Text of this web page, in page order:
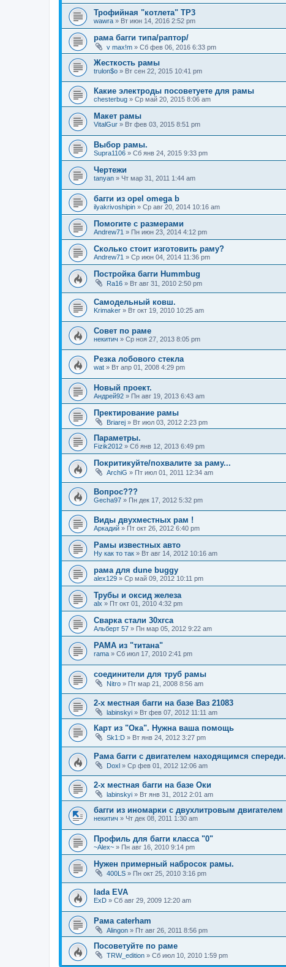
Трофийная "котлета" ТР3
wawra » Вт июн 14, 2016 2:52 pm
рама багги типа/раптор/
v max!m » Сб фев 06, 2016 6:33 pm
Жесткость рамы
trulon$o » Вт сен 22, 2015 10:41 pm
Какие электроды посоветуете для рамы
chesterbug » Ср май 20, 2015 8:06 am
Макет рамы
VitalGur » Вт фев 03, 2015 8:51 pm
Выбор рамы.
Supra1106 » Сб янв 24, 2015 9:33 pm
Чертежи
tanyan » Чт мар 31, 2011 1:44 am
багги из opel omega b
ilyakrivoshipin » Ср авг 20, 2014 10:16 am
Помогите с размерами
Andrew71 » Пн июн 23, 2014 4:12 pm
Сколько стоит изготовить раму?
Andrew71 » Ср июн 04, 2014 11:36 pm
Постройка багги Hummbug
Ra16 » Вт авг 31, 2010 2:50 pm
Самодельный ковш.
Krimaker » Вт окт 19, 2010 10:25 am
Совет по раме
некитич » Ср ноя 27, 2013 8:05 pm
Резка лобового стекла
wat » Вт апр 01, 2008 4:29 pm
Новый проект.
Андрей92 » Пн авг 19, 2013 6:43 am
Пректирование рамы
Briarej » Вт июл 03, 2012 2:23 pm
Параметры.
Fizik2012 » Сб янв 12, 2013 6:49 pm
Покритикуйте/похвалите за раму...
ArchiG » Пт июл 01, 2011 12:34 am
Вопрос???
Gecha97 » Пн дек 17, 2012 5:32 pm
Виды двухместных рам !
Аркадий » Пт окт 26, 2012 6:40 pm
Рамы известных авто
Ну как то так » Вт авг 14, 2012 10:16 am
рама для dune buggy
alex129 » Ср май 09, 2012 10:11 pm
Трубы и оксид железа
alx » Пт окт 01, 2010 4:32 pm
Сварка стали 30хгса
Альберт 57 » Пн мар 05, 2012 9:22 am
РАМА из "титана"
rama » Сб июл 17, 2010 2:41 pm
соединители для труб рамы
Nitro » Пт мар 21, 2008 8:56 am
2-х местная багги на базе Ваз 21083
labinskyi » Вт фев 07, 2012 11:11 am
Карт из "Ока". Нужна ваша помощь
Sk1:D » Вт янв 24, 2012 3:27 pm
Рама багги с двигателем находящимся спереди.
Doxl » Ср фев 01, 2012 12:06 am
2-х местная багги на базе Оки
labinskyi » Вт янв 31, 2012 2:01 am
багги из иномарки с двухлитровым двигателем
некитич » Чт дек 08, 2011 1:30 am
Профиль для багги класса "0"
~Alex~ » Пн авг 16, 2010 9:14 pm
Нужен примерный набросок рамы.
400LS » Пн окт 25, 2010 3:16 pm
lada EVA
ExD » Сб авг 29, 2009 12:20 am
Рама caterham
Alingon » Пт авг 26, 2011 8:56 pm
Посоветуйте по раме
TRW_edition » Сб июл 10, 2010 1:59 pm